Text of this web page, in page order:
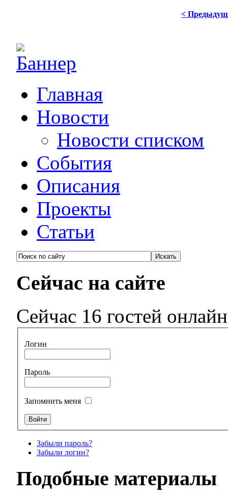
<
Главная
Новости
Новости списком
События
Описания
Проекты
Статьи
Сейчас на сайте
Сейчас 16 гостей онлайн
Логин
Пароль
Запомнить меня
Забыли пароль?
Забыли логин?
Подобные материалы